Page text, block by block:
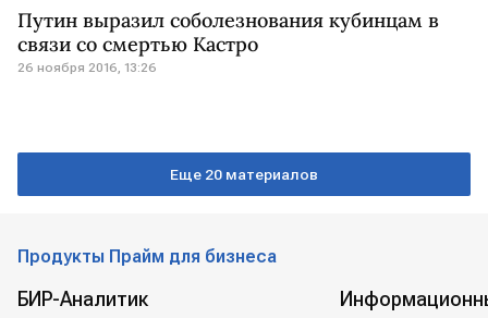
Путин выразил соболезнования кубинцам в
связи со смертью Кастро
26 ноября 2016, 13:26
Еще 20 материалов
Продукты Прайм для бизнеса
БИР-Аналитик